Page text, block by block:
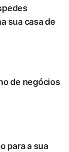
sua casa de
de negócios
para a sua